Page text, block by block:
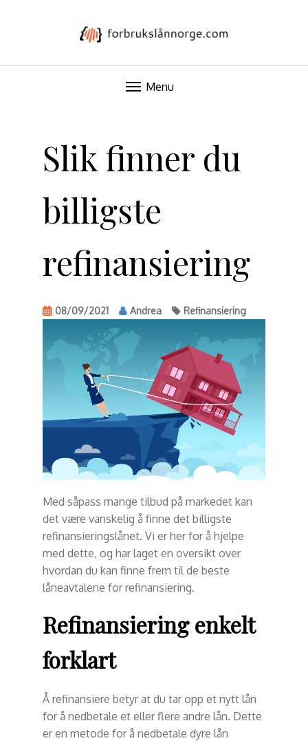
FORBRUKSLÅNNORGE.COM
Menu
Slik finner du
billigste
refinansiering
08/09/2021 Andrea Refinansiering
Med såpass mange tilbud på markedet kan
det være vanskelig å finne det billigste
refinansieringslånet. Vi er her for å hjelpe
med dette, og har laget en oversikt over
hvordan du kan finne frem til de beste
låneavtalene for refinansiering.
Refinansiering enkelt
forklart
Å refinansiere betyr at du tar opp et nytt lån
for å nedbetale et eller flere andre lån. Dette
er en metode for å nedbetale dyre lån